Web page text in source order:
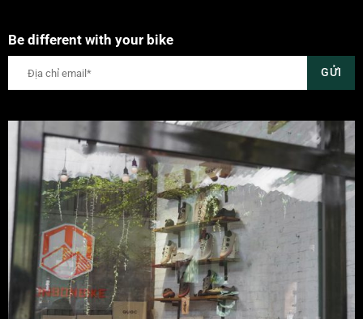
A – 146 / B – 32 / C – 60 / D – 120 (mm)
Đặc điểm:
• 26 grams.
• Phiên bản gọng màu Silver Metal
• Đầu gọng kính được thiết kế công thái học.
• Gọng kính Tr90 nhẹ hơn, Vật liệu dẻo, chống shock, chống gãy
Be different with your bike